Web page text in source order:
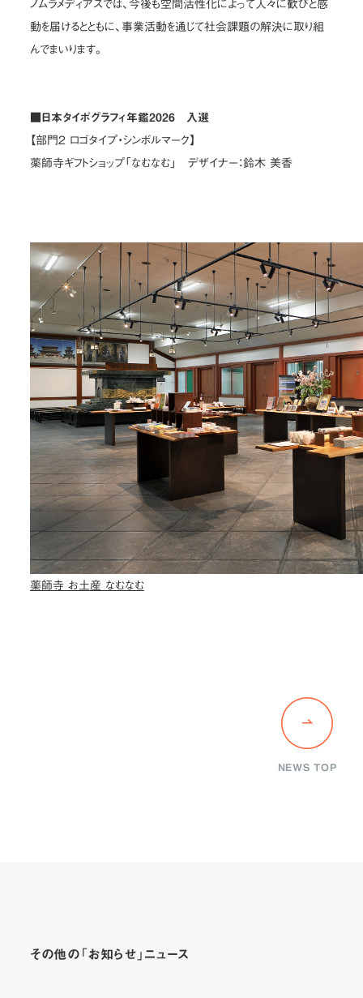
ノムラメディアスでは、今後も空間活性化によって人々に歓びと感
動を届けるとともに、事業活動を通じて社会課題の解決に取り組
んでまいります。
■日本タイポグラフィ年鑑2026 入選
【部門2 ロゴタイプ・シンボルマーク】
薬師寺ギフトショップ「なむなむ」 デザイナー：鈴木 美香
薬師寺 お土産 なむなむ
NEWS TOP
その他の「お知らせ」ニュース